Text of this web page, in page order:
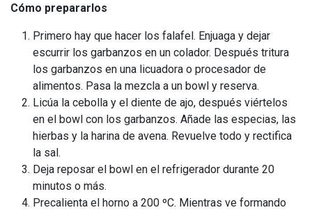
Cómo prepararlos
Primero hay que hacer los falafel. Enjuaga y dejar
escurrir los garbanzos en un colador. Después tritura
los garbanzos en una licuadora o procesador de
alimentos. Pasa la mezcla a un bowl y reserva.
Licúa la cebolla y el diente de ajo, después viértelos
en el bowl con los garbanzos. Añade las especias, las
hierbas y la harina de avena. Revuelve todo y rectifica
la sal.
Deja reposar el bowl en el refrigerador durante 20
minutos o más.
Precalienta el horno a 200 ºC. Mientras ve formando